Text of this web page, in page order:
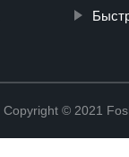
Copyright © 2021